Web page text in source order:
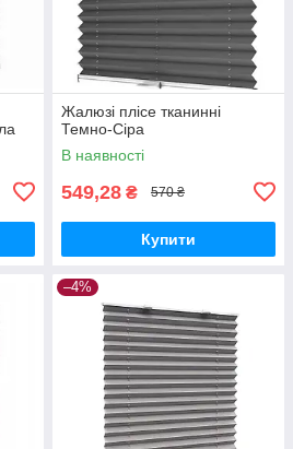
Жалюзі плісе тканинні
Темно-Сіра
В наявності
549,28 ₴ 570 ₴
Купити
–4%